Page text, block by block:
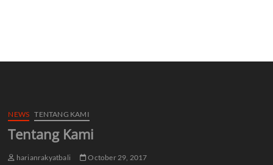
NEWS TENTANG KAMI
Tentang Kami
harianrakyatbali October 29, 2017